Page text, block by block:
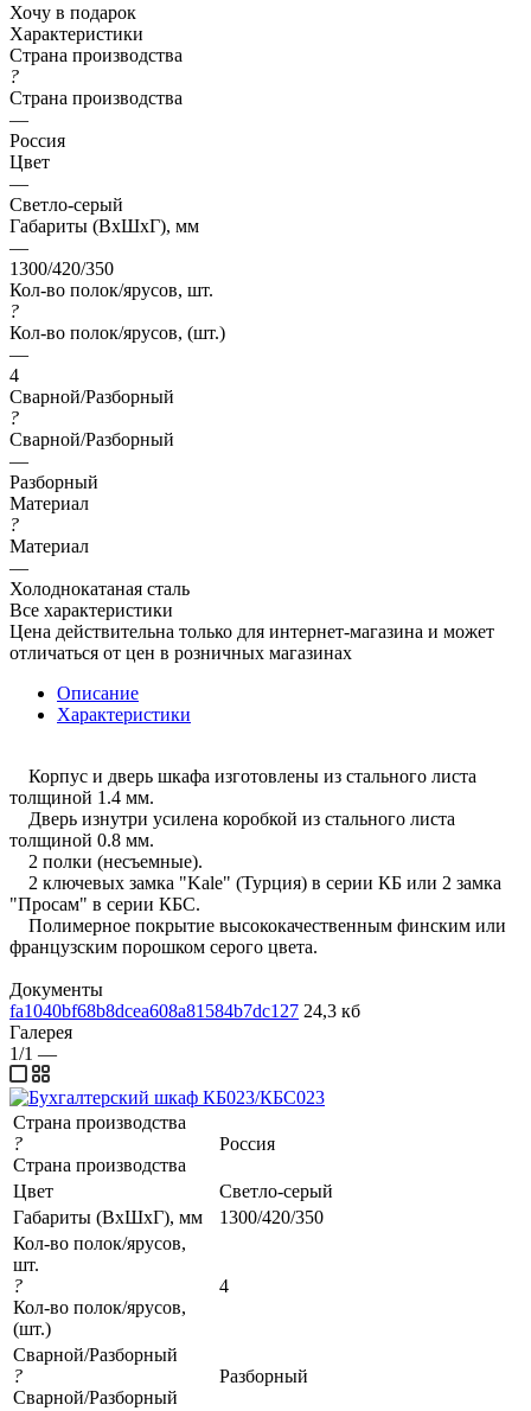
Хочу в подарок
Характеристики
Страна производства
?
Страна производства
—
Россия
Цвет
—
Светло-серый
Габариты (ВхШхГ), мм
—
1300/420/350
Кол-во полок/ярусов, шт.
?
Кол-во полок/ярусов, (шт.)
—
4
Сварной/Разборный
?
Сварной/Разборный
—
Разборный
Материал
?
Материал
—
Холоднокатаная сталь
Все характеристики
Цена действительна только для интернет-магазина и может
отличаться от цен в розничных магазинах
Описание
Характеристики
Корпус и дверь шкафа изготовлены из стального листа
толщиной 1.4 мм.
Дверь изнутри усилена коробкой из стального листа
толщиной 0.8 мм.
2 полки (несъемные).
2 ключевых замка "Kale" (Турция) в серии КБ или 2 замка
"Просам" в серии КБС.
Полимерное покрытие высококачественным финским или
французским порошком серого цвета.
Документы
fa1040bf68b8dcea608a81584b7dc127 24,3 кб
Галерея
1/1 —
Страна производства
?
Страна производства
Россия
Цвет
Светло-серый
Габариты (ВхШхГ), мм
1300/420/350
Кол-во полок/ярусов,
шт.
?
Кол-во полок/ярусов,
(шт.)
4
Сварной/Разборный
?
Сварной/Разборный
Разборный